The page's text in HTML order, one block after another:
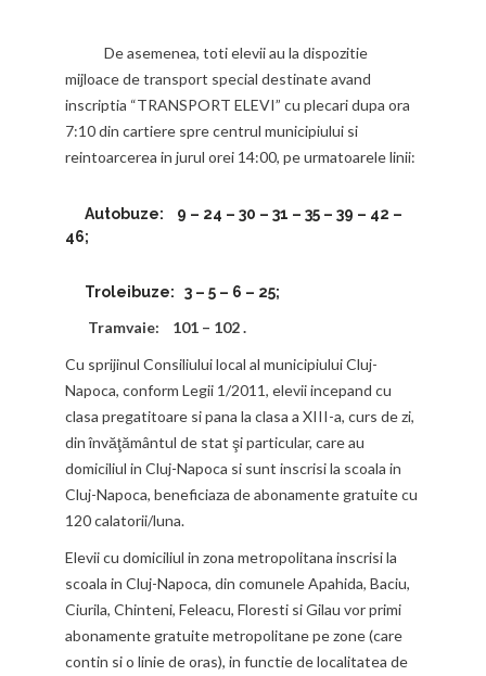
De asemenea, toti elevii au la dispozitie
mijloace de transport special destinate avand
inscriptia “TRANSPORT ELEVI” cu plecari dupa ora
7:10 din cartiere spre centrul municipiului si
reintoarcerea in jurul orei 14:00, pe urmatoarele linii:
Autobuze: 9 – 24 – 30 – 31 – 35 – 39 – 42 –
46;
Troleibuze: 3 – 5 – 6 – 25;
Tramvaie: 101 – 102 .
Cu sprijinul Consiliului local al municipiului Cluj-
Napoca, conform Legii 1/2011, elevii incepand cu
clasa pregatitoare si pana la clasa a XIII-a, curs de zi,
din învăţământul de stat şi particular, care au
domiciliul in Cluj-Napoca si sunt inscrisi la scoala in
Cluj-Napoca, beneficiaza de abonamente gratuite cu
120 calatorii/luna.
Elevii cu domiciliul in zona metropolitana inscrisi la
scoala in Cluj-Napoca, din comunele Apahida, Baciu,
Ciurila, Chinteni, Feleacu, Floresti si Gilau vor primi
abonamente gratuite metropolitane pe zone (care
contin si o linie de oras), in functie de localitatea de